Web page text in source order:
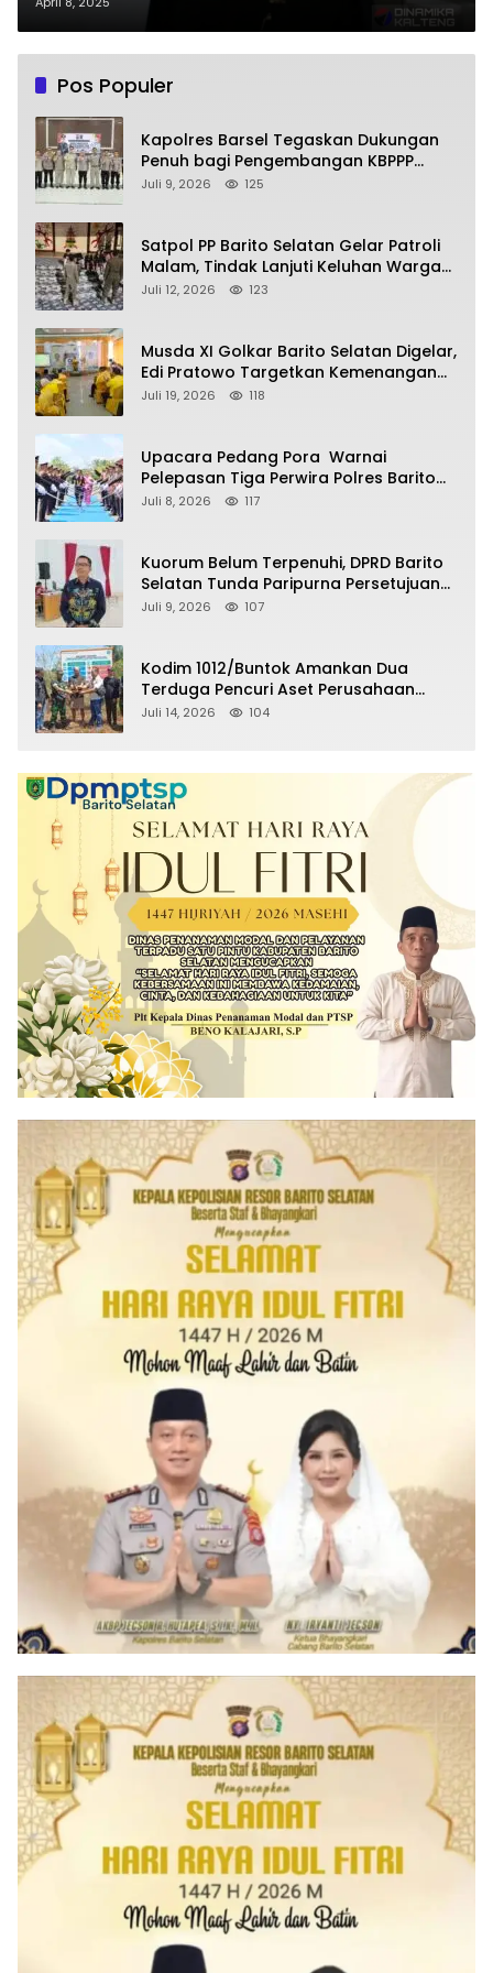
Pos Populer
Kapolres Barsel Tegaskan Dukungan
Penuh bagi Pengembangan KBPPP
Kalimantan Tengah
Juli 9, 2026 125
Satpol PP Barito Selatan Gelar Patroli
Malam, Tindak Lanjuti Keluhan Warga
soal Balap Liar dan Remaja Nongkrong
Juli 12, 2026 123
Musda XI Golkar Barito Selatan Digelar,
Edi Pratowo Targetkan Kemenangan
Partai pada Pemilu Mendatang
Juli 19, 2026 118
Upacara Pedang Pora Warnai
Pelepasan Tiga Perwira Polres Barito
Selatan Masuki Masa Pensiun
Juli 8, 2026 117
Kuorum Belum Terpenuhi, DPRD Barito
Selatan Tunda Paripurna Persetujuan
Raperda Pertanggungjawaban APBD
Juli 9, 2026 107
Kodim 1012/Buntok Amankan Dua
Terduga Pencuri Aset Perusahaan
Sitaan Satgas PKH, Satu Paket Diduga
Juli 14, 2026 104